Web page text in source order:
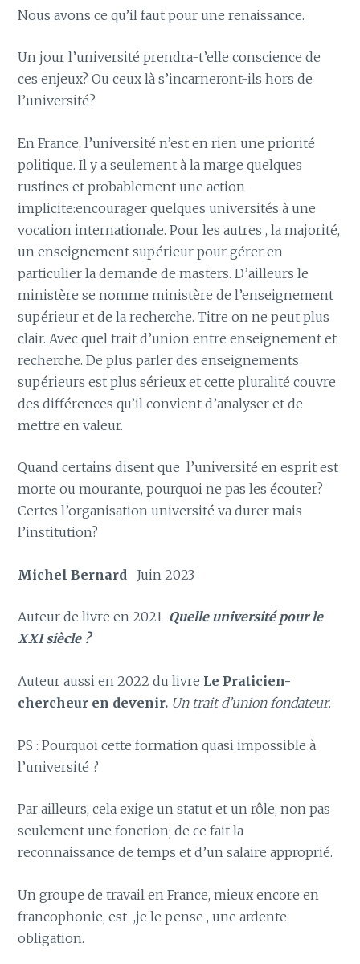
Nous avons ce qu’il faut pour une renaissance.
Un jour l’université prendra-t’elle conscience de
ces enjeux? Ou ceux là s’incarneront-ils hors de
l’université?
En France, l’université n’est en rien une priorité
politique. Il y a seulement à la marge quelques
rustines et probablement une action
implicite:encourager quelques universités à une
vocation internationale. Pour les autres , la majorité,
un enseignement supérieur pour gérer en
particulier la demande de masters. D’ailleurs le
ministère se nomme ministère de l’enseignement
supérieur et de la recherche. Titre on ne peut plus
clair. Avec quel trait d’union entre enseignement et
recherche. De plus parler des enseignements
supérieurs est plus sérieux et cette pluralité couvre
des différences qu’il convient d’analyser et de
mettre en valeur.
Quand certains disent que l’université en esprit est
morte ou mourante, pourquoi ne pas les écouter?
Certes l’organisation université va durer mais
l’institution?
Michel Bernard Juin 2023
Auteur de livre en 2021 Quelle université pour le
XXI siècle ?
Auteur aussi en 2022 du livre Le Praticien-
chercheur en devenir. Un trait d’union fondateur.
PS : Pourquoi cette formation quasi impossible à
l’université ?
Par ailleurs, cela exige un statut et un rôle, non pas
seulement une fonction; de ce fait la
reconnaissance de temps et d’un salaire approprié.
Un groupe de travail en France, mieux encore en
francophonie, est ,je le pense , une ardente
obligation.